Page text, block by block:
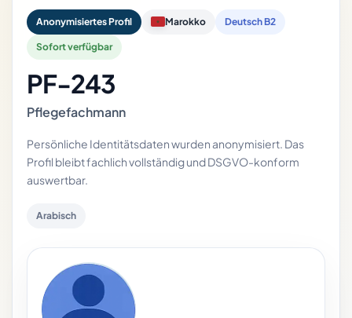
Anonymisiertes Profil Marokko Deutsch B2
Sofort verfügbar
PF-243
Pflegefachmann
Persönliche Identitätsdaten wurden anonymisiert. Das
Profil bleibt fachlich vollständig und DSGVO-konform
auswertbar.
Arabisch